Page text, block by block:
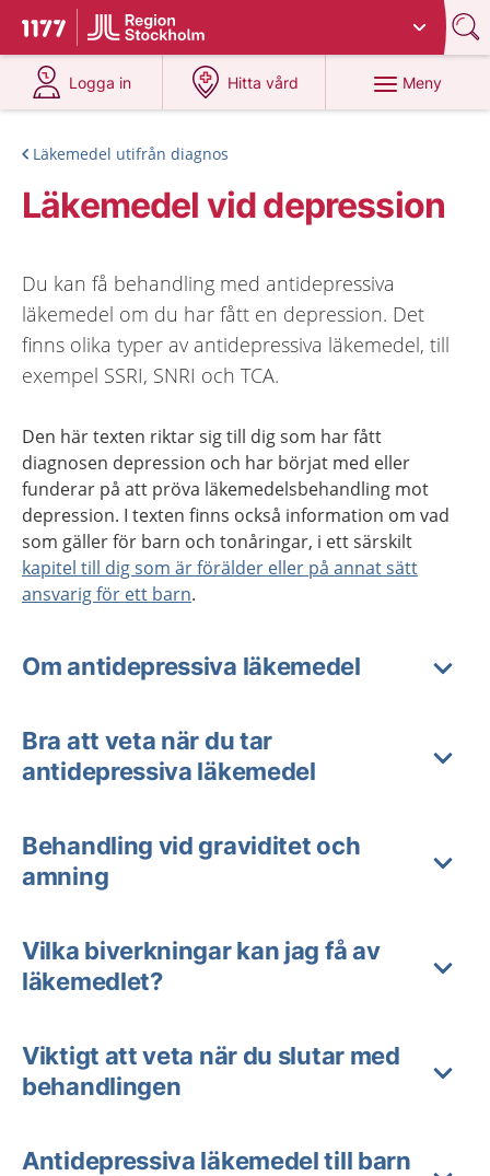
Till startsidan för 1177
Du har valt region
Logga in
på 1177.se
Hitta vård
på 1177.se
Meny
Läkemedel utifrån diagnos
Läkemedel vid depression
Du kan få behandling med antidepressiva
läkemedel om du har fått en depression. Det
finns olika typer av antidepressiva läkemedel, till
exempel SSRI, SNRI och TCA.
Den här texten riktar sig till dig som har fått
diagnosen depression och har börjat med eller
funderar på att pröva läkemedelsbehandling mot
depression. I texten finns också information om vad
som gäller för barn och tonåringar, i ett särskilt
kapitel till dig som är förälder eller på annat sätt
ansvarig för ett barn.
Om antidepressiva läkemedel
Bra att veta när du tar
antidepressiva läkemedel
Behandling vid graviditet och
amning
Vilka biverkningar kan jag få av
läkemedlet?
Viktigt att veta när du slutar med
behandlingen
Antidepressiva läkemedel till barn